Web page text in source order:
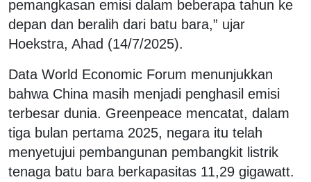
pemangkasan emisi dalam beberapa tahun ke
depan dan beralih dari batu bara,” ujar
Hoekstra, Ahad (14/7/2025).
Data World Economic Forum menunjukkan
bahwa China masih menjadi penghasil emisi
terbesar dunia. Greenpeace mencatat, dalam
tiga bulan pertama 2025, negara itu telah
menyetujui pembangunan pembangkit listrik
tenaga batu bara berkapasitas 11,29 gigawatt.